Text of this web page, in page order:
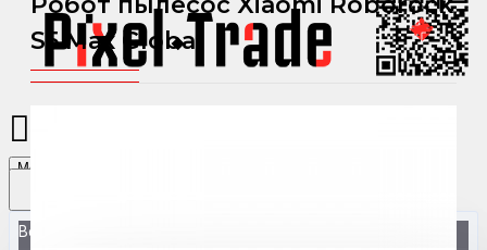
Menu
Везде
S5 Max Global